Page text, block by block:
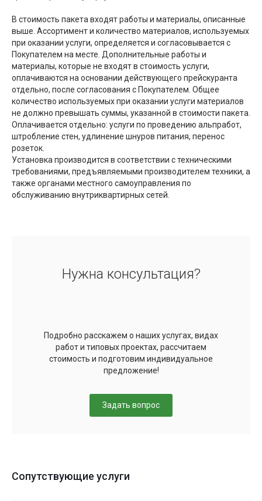
В стоимость пакета входят работы и материалы, описанные
выше. Ассортимент и количество материалов, используемых
при оказании услуги, определяется и согласовывается с
Покупателем на месте. Дополнительные работы и
материалы, которые не входят в стоимость услуги,
оплачиваются на основании действующего прейскуранта
отдельно, после согласования с Покупателем. Общее
количество используемых при оказании услуги материалов
не должно превышать суммы, указанной в стоимости пакета.
Оплачивается отдельно: услуги по проведению альпработ,
штробление стен, удлинение шнуров питания, перенос
розеток.
Установка производится в соответствии с техническими
требованиями, предъявляемыми производителем техники, а
также органами местного самоуправления по
обслуживанию внутриквартирных сетей.
Нужна консультация?
Подробно расскажем о наших услугах, видах
работ и типовых проектах, рассчитаем
стоимость и подготовим индивидуальное
предложение!
Задать вопрос
Сопутствующие услуги